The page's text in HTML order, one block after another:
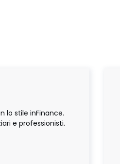
lo stile inFinance.
e professionisti.